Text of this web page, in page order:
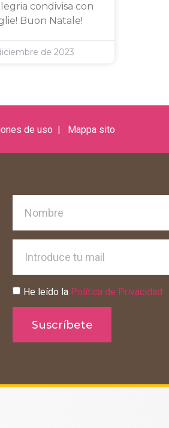
condivisa con
Buon Natale!
de 2023
de uso | Mappa sito
He leído la Política de Privacidad
Suscríbete